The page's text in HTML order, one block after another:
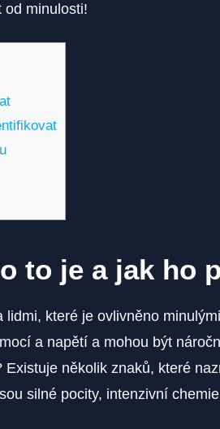
⁣od minulosti!
to je a jak ho
které je⁢ ovlivněno
a napětí a⁢ mohou být
několik znaků, které
silné pocity, intenzivní